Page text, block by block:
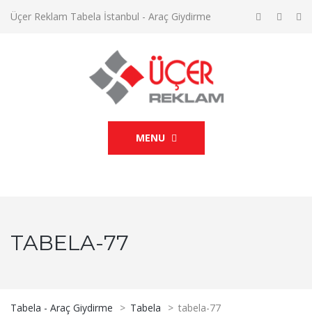
Üçer Reklam Tabela İstanbul - Araç Giydirme
MENU
TABELA-77
Tabela - Araç Giydirme > Tabela > tabela-77